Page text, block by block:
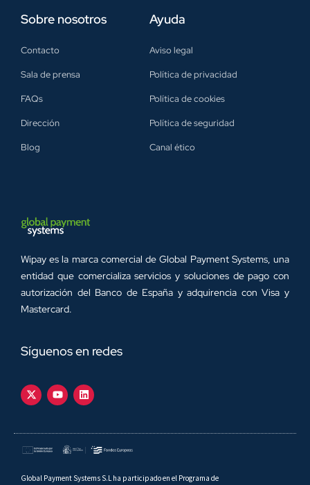
Sobre nosotros
Contacto
Sala de prensa
FAQs
Dirección
Blog
Ayuda
Aviso legal
Política de privacidad
Política de cookies
Política de seguridad
Canal ético
Wipay es la marca comercial de Global Payment Systems, una
entidad que comercializa servicios y soluciones de pago con
autorización del Banco de España y adquirencia con Visa y
Mastercard.
Síguenos en redes
Global Payment Systems S.L ha participado en el Programa de